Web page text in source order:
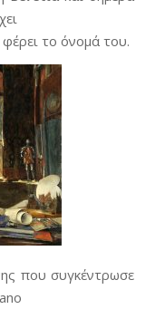
το όνομά του.
που συγκέντρωσε